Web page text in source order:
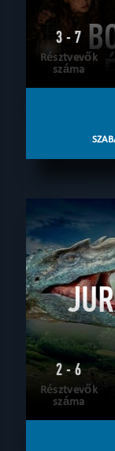
3 - 7
Résztvevők
száma
2 - 6
Résztvevők
száma